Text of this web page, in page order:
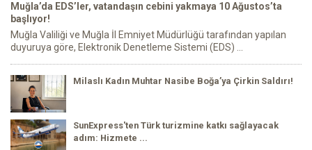
Muğla’da EDS’ler, vatandaşın cebini yakmaya 10 Ağustos’ta
başlıyor!
Muğla Valiliği ve Muğla İl Emniyet Müdürlüğü tarafından yapılan
duyuruya göre, Elektronik Denetleme Sistemi (EDS) ...
Milaslı Kadın Muhtar Nasibe Boğa’ya Çirkin Saldırı!
SunExpress'ten Türk turizmine katkı sağlayacak
adım: Hizmete ...